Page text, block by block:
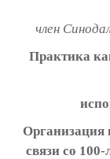
член
Практика
Организация
связи со